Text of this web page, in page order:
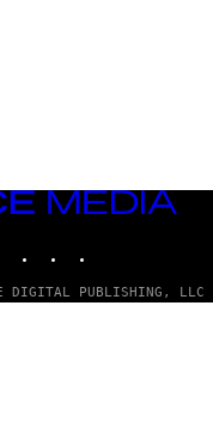
DIGITAL PUBLISHING, LLC